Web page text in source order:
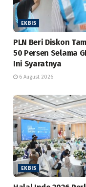
EKBIS
PLN Beri Diskon
50 Persen Selama
Ini Syaratnya
6 August 2026
EKBIS